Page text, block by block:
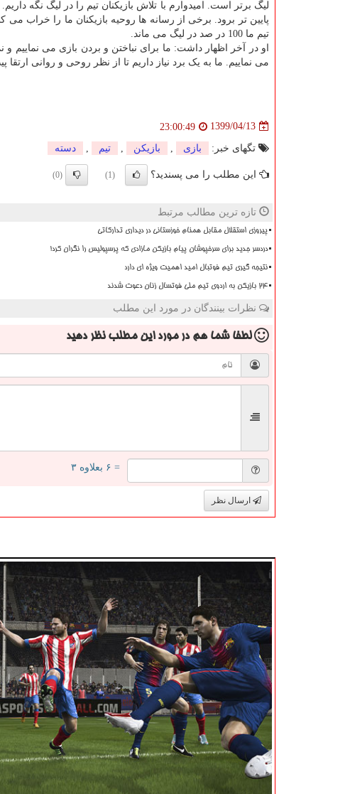
لیگ برتر است. امیدوارم با تلاش بازیکنان تیم را در لیگ نگه
پایین تر برود. برخی از رسانه ها روحیه بازیکنان ما را خراب می
تیم ما 100 در صد در لیگ می ماند.
او در آخر اظهار داشت: ما برای نباختن و بردن بازی می
می نماییم. ما به یک برد نیاز داریم تا از نظر روحی و روانی ارتقا
1399/04/13
23:00:49
تگهای خبر: بازی بازیكن تیم دسته
این مطلب را می پسندید؟ (1)
(0)
تازه ترین مطالب مرتبط
پیروزی استقلال مقابل همنام خوزستانی در دیداری تدارکاتی
دردسر جدید برای سرخپوشان پیام بازیکن مازادی که پرسپولیس را نگران کرد!
نتیجه گیری تیم فوتبال امید اهمیت ویژه ای دارد
۲۴ بازیکن به اردوی تیم ملی فوتسال زنان دعوت شدند
نظرات بینندگان در مورد این مطلب
لطفا شما همدر مورد این مطلب نظر دهید
= ۶ بعلاوه ۳
ارسال نظر